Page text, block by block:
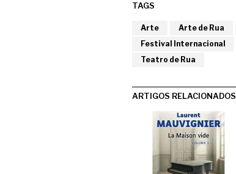
TAGS
Arte Arte de Rua
Festival Internacional
Teatro de Rua
ARTIGOS RELACIONADOS